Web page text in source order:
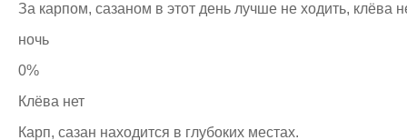
За карпом, сазаном в этот день лучше не ходить, клёва
ночь
0%
Клёва нет
Карп, сазан находится в глубоких местах.